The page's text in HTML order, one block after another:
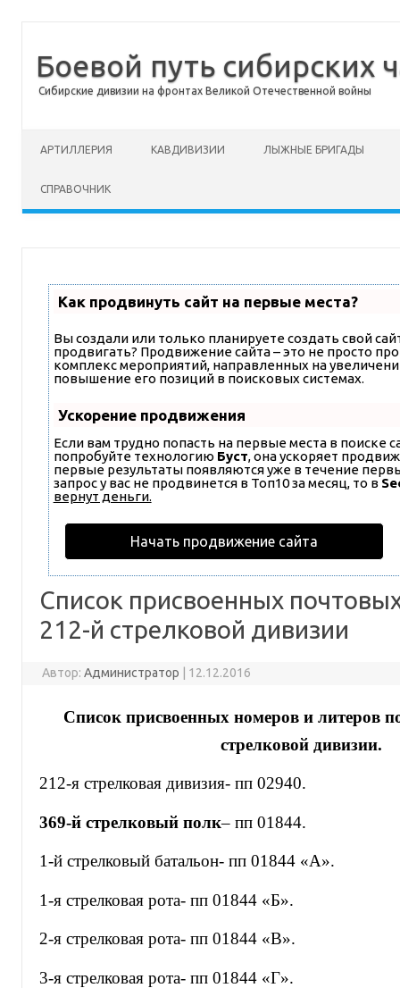
Боевой путь сибирских
Сибирские дивизии на фронтах Великой Отечественной войны
АРТИЛЛЕРИЯ КАВДИВИЗИИ ЛЫЖНЫЕ БРИГАДЫ
СПРАВОЧНИК
Как продвинуть сайт на первые места?
Вы создали или только планируете создать свой
продвигать? Продвижение сайта – это не просто
комплекс мероприятий, направленных на
повышение его позиций в поисковых системах.
Ускорение продвижения
Если вам трудно попасть на первые места в поиске
попробуйте технологию Буст, она ускоряет
первые результаты появляются уже в течение
запрос у вас не продвинется в Топ10 за месяц, то в
вернут деньги.
Начать продвижение сайта
Список присвоенных
212-й стрелковой дивизии
Автор:Администратор 12.12.2016
Список присвоенных номеров и литеров
стрелковой дивизии.
212-я стрелковая дивизия- пп 02940.
369-й стрелковый полк– пп 01844.
1-й стрелковый батальон- пп 01844 «А».
1-я стрелковая рота- пп 01844 «Б».
2-я стрелковая рота- пп 01844 «В».
3-я стрелковая рота- пп 01844 «Г».